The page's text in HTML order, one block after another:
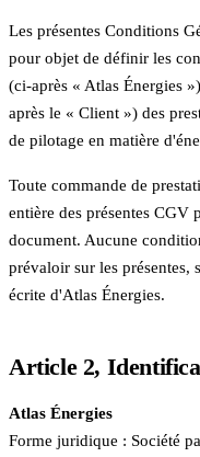
Les présentes Conditions
pour objet de définir les
(ci-après « Atlas Énergies
après le « Client ») des
de pilotage en matière
Toute commande de
entière des présentes CGV
document. Aucune
prévaloir sur les présentes,
écrite d'Atlas Énergies.
Article 2,
Atlas Énergies
Forme juridique : Société